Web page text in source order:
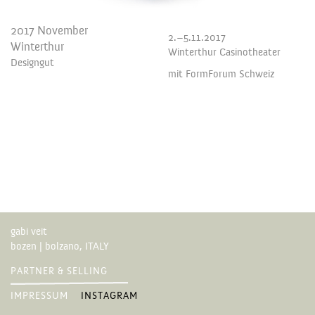
2017 November
Winterthur
Designgut
2.–5.11.2017
Winterthur Casinotheater
mit FormForum Schweiz
gabi veit
bozen | bolzano, ITALY
PARTNER & SELLING
IMPRESSUM INSTAGRAM